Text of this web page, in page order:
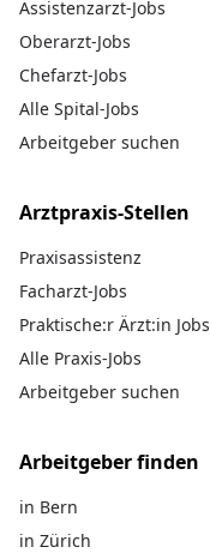
Assistenzarzt-Jobs
Oberarzt-Jobs
Chefarzt-Jobs
Alle Spital-Jobs
Arbeitgeber suchen
Arztpraxis-Stellen
Praxisassistenz
Facharzt-Jobs
Praktische:r Ärzt:in Jobs
Alle Praxis-Jobs
Arbeitgeber suchen
Arbeitgeber finden
in Bern
in Zürich